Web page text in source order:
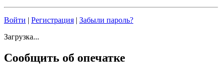
Войти Регистрация
Забыли пароль?
Загрузка...
Сообщить об опечатке